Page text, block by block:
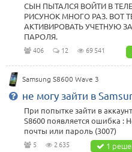
СЫН ПЫТАЛСЯ ВОЙТИ В
РИСУНОК МНОГО РАЗ. ВОТ
АКТИВИРОВАТЬ УЧЕТНУЮ
ПАРОЛЯ.
406 12 69 541
Samsung S8600 Wave 3
не могу зайти в
При попытке зайти в
S8600 появляется ошибка :
почты или пароль (3007)
5 2 635 1